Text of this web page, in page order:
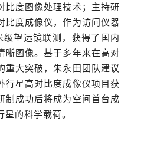
比度图像处理技术；主持研
比度成像仪，作为访问仪器
望远镜联测，获得了国内
晰图像。基于多年来在高对
重大突破，朱永田团队建议
行星高对比度成像仪项目获
制成功后将成为空间首台成
的科学载荷。